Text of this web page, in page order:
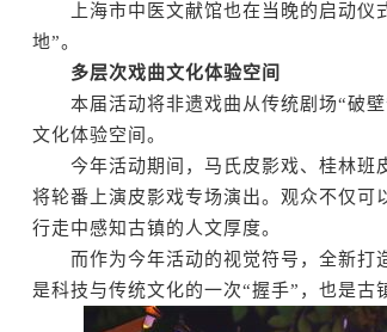
上海市中医文献馆也在当晚的启动仪
地”。
多层次戏曲文化体验空间
本届活动将非遗戏曲从传统剧场“破壁
文化体验空间。
今年活动期间，马氏皮影戏、桂林班
将轮番上演皮影戏专场演出。观众不仅可
行走中感知古镇的人文厚度。
而作为今年活动的视觉符号，全新打
是科技与传统文化的一次“握手”，也是古